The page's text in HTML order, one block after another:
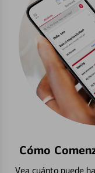
Cómo
Vea cuánto puede